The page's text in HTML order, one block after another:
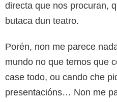
directa que nos procuran,
butaca dun teatro.
Porén, non me parece
mundo no que temos que
case todo, ou cando che
presentacións… Non me